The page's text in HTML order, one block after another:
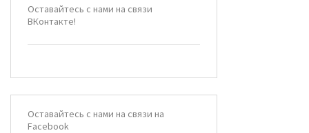
Оставайтесь с нами на связи
ВКонтакте!
Оставайтесь с нами на связи на
Facebook